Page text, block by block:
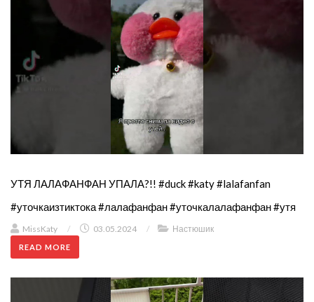
УТЯ ЛАЛАФАНФАН УПАЛА?!! #duck #katy #lalafanfan
#уточкаизтиктока #лалафанфан #уточкалалафанфан #утя
MissKaty / 03.05.2024 / Настюшик
READ MORE